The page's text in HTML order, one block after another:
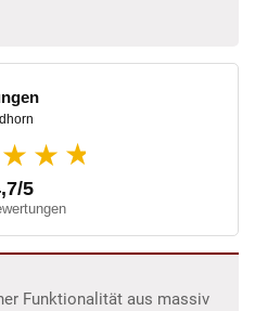
★
5
Funktionalität aus massiv